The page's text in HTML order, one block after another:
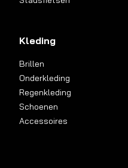
Kleding
Brillen
Onderkleding
Regenkleding
Schoenen
Accessoires